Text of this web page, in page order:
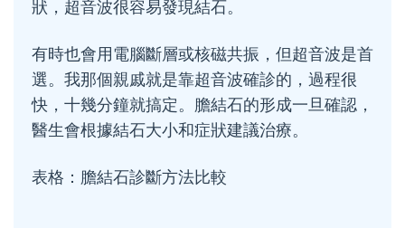
狀，超音波很容易發現結石。
有時也會用電腦斷層或核磁共振，但超音波是首
選。我那個親戚就是靠超音波確診的，過程很
快，十幾分鐘就搞定。膽結石的形成一旦確認，
醫生會根據結石大小和症狀建議治療。
表格：膽結石診斷方法比較